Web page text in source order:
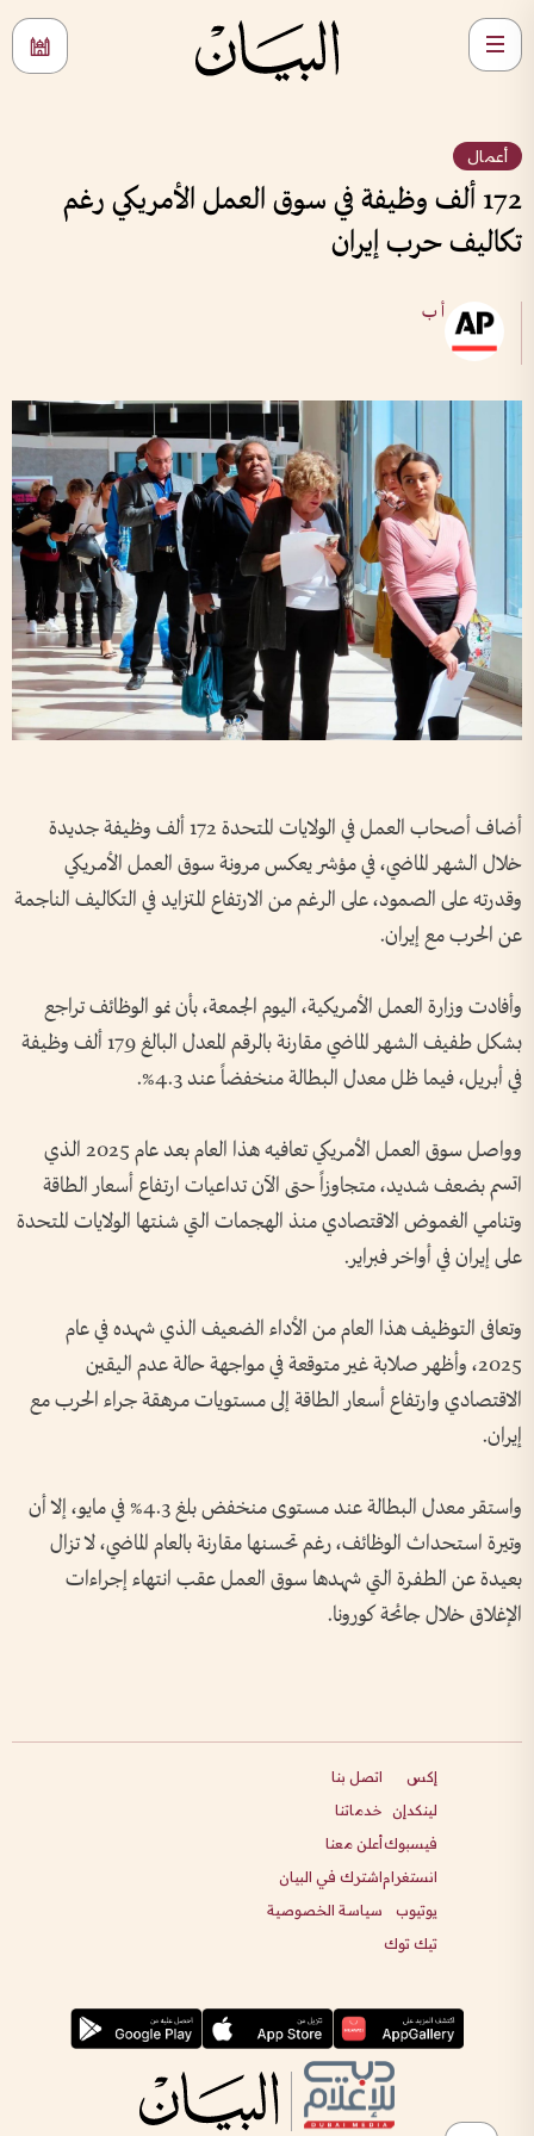
أعمال
172 ألف وظيفة في سوق العمل الأمريكي رغم
تكاليف حرب إيران
أ ب
أضاف أصحاب العمل في الولايات المتحدة 172 ألف وظيفة جديدة
خلال الشهر الماضي، في مؤشر يعكس مرونة سوق العمل الأمريكي
وقدرته على الصمود، على الرغم من الارتفاع المتزايد في التكاليف الناجمة
عن الحرب مع إيران.
وأفادت وزارة العمل الأمريكية، اليوم الجمعة، بأن نمو الوظائف تراجع
بشكل طفيف الشهر الماضي مقارنة بالرقم المعدل البالغ 179 ألف وظيفة
في أبريل، فيما ظل معدل البطالة منخفضاً عند 4.3%.
وواصل سوق العمل الأمريكي تعافيه هذا العام بعد عام 2025 الذي
اتسم بضعف شديد، متجاوزاً حتى الآن تداعيات ارتفاع أسعار الطاقة
وتنامي الغموض الاقتصادي منذ الهجمات التي شنتها الولايات المتحدة
على إيران في أواخر فبراير.
وتعافى التوظيف هذا العام من الأداء الضعيف الذي شهده في عام
2025، وأظهر صلابة غير متوقعة في مواجهة حالة عدم اليقين
الاقتصادي وارتفاع أسعار الطاقة إلى مستويات مرهقة جراء الحرب مع
إيران.
واستقر معدل البطالة عند مستوى منخفض بلغ 4.3% في مايو، إلا أن
وتيرة استحداث الوظائف، رغم تحسنها مقارنة بالعام الماضي، لا تزال
بعيدة عن الطفرة التي شهدها سوق العمل عقب انتهاء إجراءات
الإغلاق خلال جائحة كورونا.
إكس
لينكدإن
فيسبوك
انستغرام
يوتيوب
تيك توك
اتصل بنا
خدماتنا
أعلن معنا
اشترك في البيان
سياسة الخصوصية